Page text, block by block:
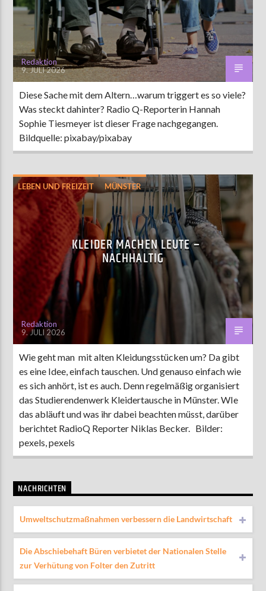
Redaktion
9. JULI 2026
Diese Sache mit dem Altern…warum triggert es so viele?
Was steckt dahinter? Radio Q-Reporterin Hannah
Sophie Tiesmeyer ist dieser Frage nachgegangen.
Bildquelle: pixabay/pixabay
LEBEN UND FREIZEIT MÜNSTER
KLEIDER MACHEN LEUTE –
NACHHALTIG
Redaktion
9. JULI 2026
Wie geht man mit alten Kleidungsstücken um? Da gibt
es eine Idee, einfach tauschen. Und genauso einfach wie
es sich anhört, ist es auch. Denn regelmäßig organisiert
das Studierendenwerk Kleidertausche in Münster. WIe
das abläuft und was ihr dabei beachten müsst, darüber
berichtet RadioQ Reporter Niklas Becker. Bilder:
pexels, pexels
NACHRICHTEN
Umweltschutzmaßnahmen verbessern die Landwirtschaft
Die Abschiebehaft Büren verbietet der Nationalen Stelle
zur Verhütung von Folter den Zutritt